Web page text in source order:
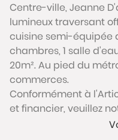
Centre-ville, Jeanne
lumineux traversant
cuisine semi-équipée
chambres, 1 salle
20m². Au pied du
commerces.
Conformément à
et financier, veuillez
sera exigée pour tous